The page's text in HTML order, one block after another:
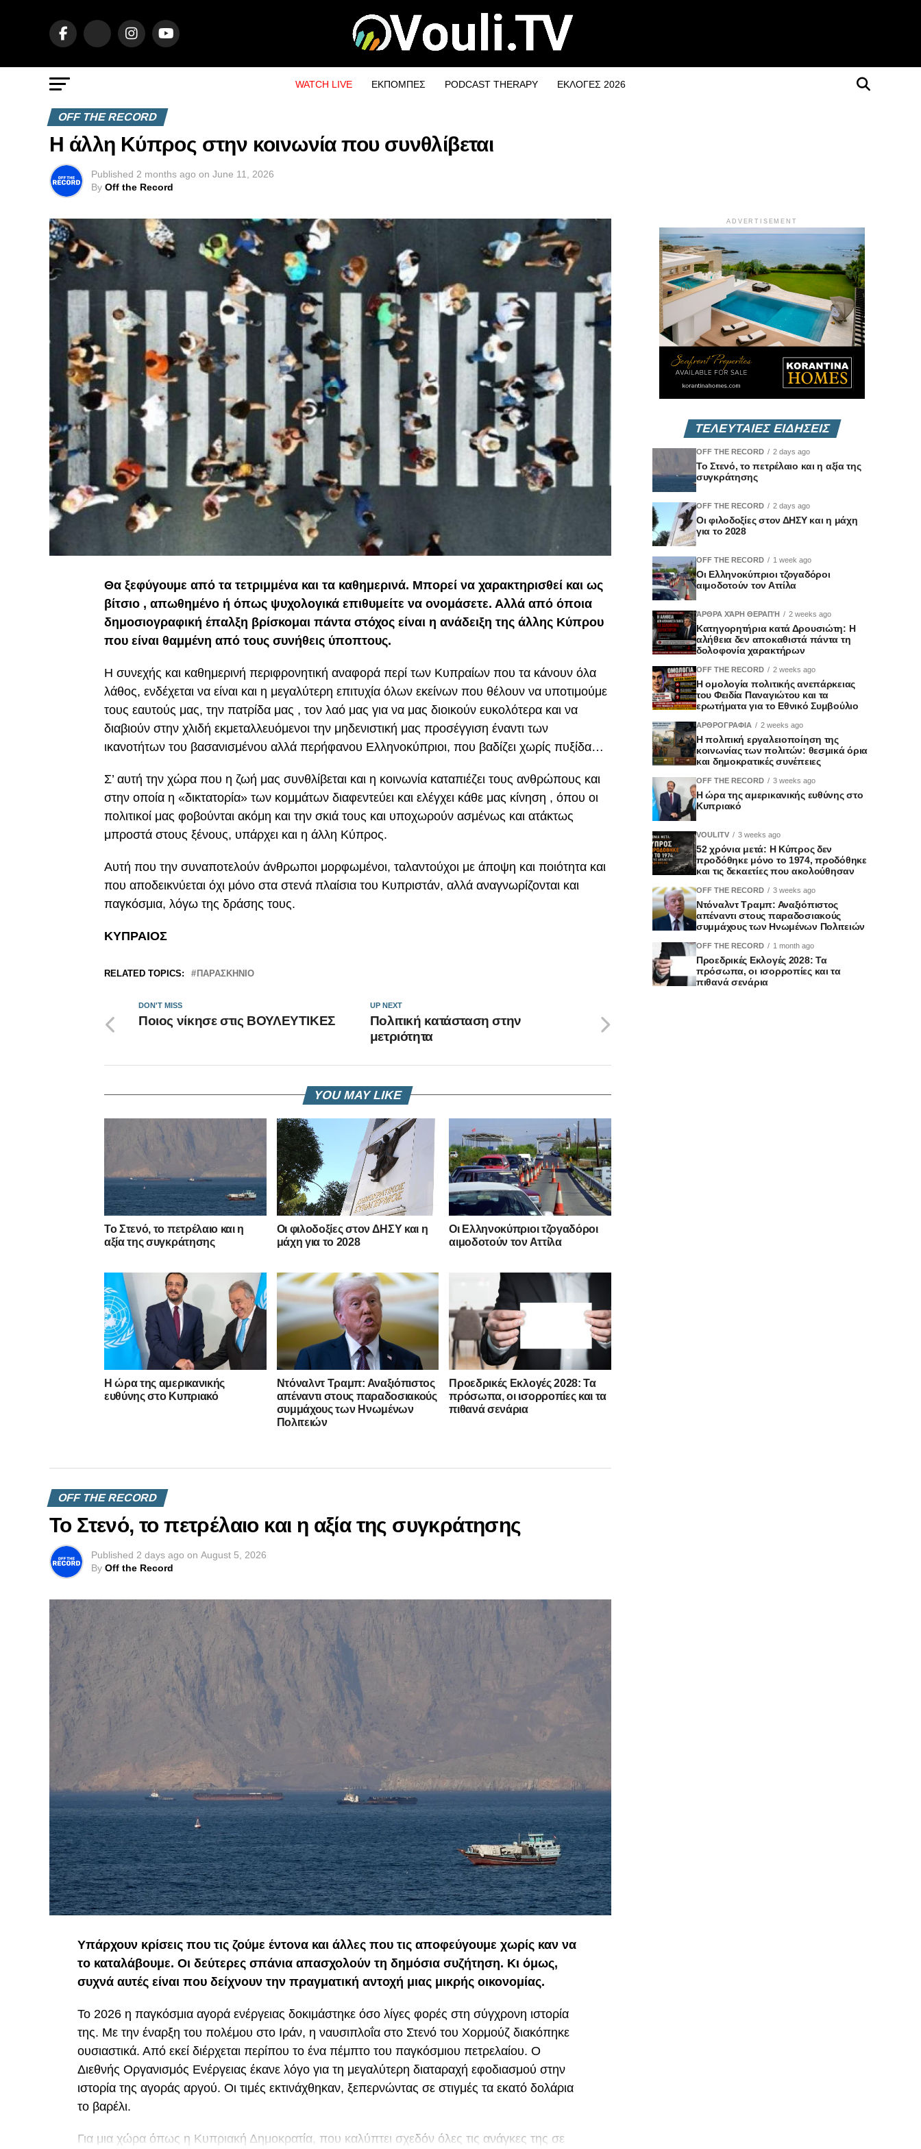
WATCH LIVE ΕΚΠΟΜΠΕΣ PODCAST THERAPY ΕΚΛΟΓΕΣ 2026
OFF THE RECORD
Η άλλη Κύπρος στην κοινωνία που συνθλίβεται
Published 2 months ago on June 11, 2026
By Off the Record
Θα ξεφύγουμε από τα τετριμμένα και τα καθημερινά. Μπορεί να χαρακτηρισθεί και ως
βίτσιο , απωθημένο ή όπως ψυχολογικά επιθυμείτε να ονομάσετε. Αλλά από όποια
δημοσιογραφική έπαλξη βρίσκομαι πάντα στόχος είναι η ανάδειξη της άλλης Κύπρου
που είναι θαμμένη από τους συνήθεις ύποπτους.
Η συνεχής και καθημερινή περιφρονητική αναφορά περί των Κυπραίων που τα κάνουν όλα
λάθος, ενδέχεται να είναι και η μεγαλύτερη επιτυχία όλων εκείνων που θέλουν να υποτιμούμε
τους εαυτούς μας, την πατρίδα μας , τον λαό μας για να μας διοικούν ευκολότερα και να
διαβιούν στην χλιδή εκμεταλλευόμενοι την μηδενιστική μας προσέγγιση έναντι των
ικανοτήτων του βασανισμένου αλλά περήφανου Ελληνοκύπριοι, που βαδίζει χωρίς πυξίδα…
Σ’ αυτή την χώρα που η ζωή μας συνθλίβεται και η κοινωνία καταπιέζει τους ανθρώπους και
στην οποία η «δικτατορία» των κομμάτων διαφεντεύει και ελέγχει κάθε μας κίνηση , όπου οι
πολιτικοί μας φοβούνται ακόμη και την σκιά τους και υποχωρούν ασμένως και ατάκτως
μπροστά στους ξένους, υπάρχει και η άλλη Κύπρος.
Αυτή που την συναποτελούν άνθρωποι μορφωμένοι, ταλαντούχοι με άποψη και ποιότητα και
που αποδεικνύεται όχι μόνο στα στενά πλαίσια του Κυπριστάν, αλλά αναγνωρίζονται και
παγκόσμια, λόγω της δράσης τους.
ΚΥΠΡΑΙΟΣ
RELATED TOPICS: ΠΑΡΑΣΚΗΝΙΟ
UP NEXT
Πολιτική κατάσταση στην
μετριότητα
DON'T MISS
Ποιος νίκησε στις ΒΟΥΛΕΥΤΙΚΕΣ
YOU MAY LIKE
Το Στενό, το πετρέλαιο και η
αξία της συγκράτησης
Οι φιλοδοξίες στον ΔΗΣΥ και η
μάχη για το 2028
Οι Ελληνοκύπριοι τζογαδόροι
αιμοδοτούν τον Αττίλα
Η ώρα της αμερικανικής
ευθύνης στο Κυπριακό
Ντόναλντ Τραμπ: Αναξιόπιστος
απέναντι στους παραδοσιακούς
συμμάχους των Ηνωμένων
Πολιτειών
Προεδρικές Εκλογές 2028: Τα
πρόσωπα, οι ισορροπίες και τα
πιθανά σενάρια
OFF THE RECORD
Το Στενό, το πετρέλαιο και η αξία της συγκράτησης
Published 2 days ago on August 5, 2026
By Off the Record
Υπάρχουν κρίσεις που τις ζούμε έντονα και άλλες που τις αποφεύγουμε χωρίς καν να
το καταλάβουμε. Οι δεύτερες σπάνια απασχολούν τη δημόσια συζήτηση. Κι όμως,
συχνά αυτές είναι που δείχνουν την πραγματική αντοχή μιας μικρής οικονομίας.
Το 2026 η παγκόσμια αγορά ενέργειας δοκιμάστηκε όσο λίγες φορές στη σύγχρονη ιστορία
της. Με την έναρξη του πολέμου στο Ιράν, η ναυσιπλοΐα στο Στενό του Χορμούζ διακόπηκε
ουσιαστικά. Από εκεί διέρχεται περίπου το ένα πέμπτο του παγκόσμιου πετρελαίου. Ο
Διεθνής Οργανισμός Ενέργειας έκανε λόγο για τη μεγαλύτερη διαταραχή εφοδιασμού στην
ιστορία της αγοράς αργού. Οι τιμές εκτινάχθηκαν, ξεπερνώντας σε στιγμές τα εκατό δολάρια
το βαρέλι.
Για μια χώρα όπως η Κυπριακή Δημοκρατία, που καλύπτει σχεδόν όλες τις ανάγκες της σε
ADVERTISEMENT
ΤΕΛΕΥΤΑΙΕΣ ΕΙΔΗΣΕΙΣ
OFF THE RECORD 2 days ago
Το Στενό, το πετρέλαιο και η αξία της
συγκράτησης
OFF THE RECORD 2 days ago
Οι φιλοδοξίες στον ΔΗΣΥ και η μάχη
για το 2028
OFF THE RECORD 1 week ago
Οι Ελληνοκύπριοι τζογαδόροι
αιμοδοτούν τον Αττίλα
ΆΡΘΡΑ ΧΆΡΗ ΘΕΡΑΠΉ 2 weeks ago
Κατηγορητήρια κατά Δρουσιώτη: Η
αλήθεια δεν αποκαθιστά πάντα τη
δολοφονία χαρακτήρων
OFF THE RECORD 2 weeks ago
Η ομολογία πολιτικής ανεπάρκειας
του Φειδία Παναγιώτου και τα
ερωτήματα για το Εθνικό Συμβούλιο
ΑΡΘΡΟΓΡΑΦΙΑ 2 weeks ago
Η πολιτική εργαλειοποίηση της
κοινωνίας των πολιτών: θεσμικά όρια
και δημοκρατικές συνέπειες
OFF THE RECORD 3 weeks ago
Η ώρα της αμερικανικής ευθύνης στο
Κυπριακό
VOULITV 3 weeks ago
52 χρόνια μετά: Η Κύπρος δεν
προδόθηκε μόνο το 1974, προδόθηκε
και τις δεκαετίες που ακολούθησαν
OFF THE RECORD 3 weeks ago
Ντόναλντ Τραμπ: Αναξιόπιστος
απέναντι στους παραδοσιακούς
συμμάχους των Ηνωμένων Πολιτειών
OFF THE RECORD 1 month ago
Προεδρικές Εκλογές 2028: Τα
πρόσωπα, οι ισορροπίες και τα
πιθανά σενάρια